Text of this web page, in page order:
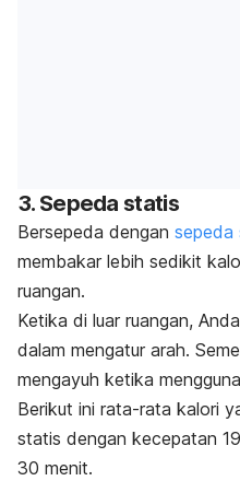
3. Sepeda statis
Bersepeda dengan sepeda
membakar lebih sedikit
ruangan.
Ketika di luar ruangan,
dalam mengatur arah.
mengayuh ketika
Berikut ini rata-rata kalori
statis dengan kecepatan
30 menit.